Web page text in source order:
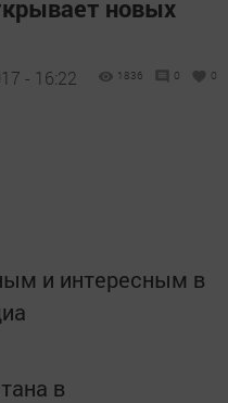
новых
- 16:22 1836 0 0
и интересным в
в